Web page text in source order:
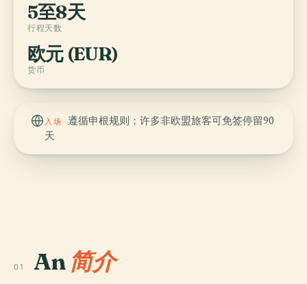
5至8天
行程天数
欧元 (EUR)
货币
入场
遵循申根规则；许多非欧盟旅客可免签停留90
天
01 An 简介